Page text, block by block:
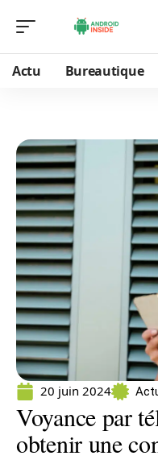
Actu Bureautique
20 juin 2024
Voyance par
obtenir une